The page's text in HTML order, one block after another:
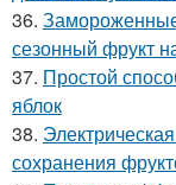
36.
сезонный фрукт
37. Простой
яблок
38.
сохранения